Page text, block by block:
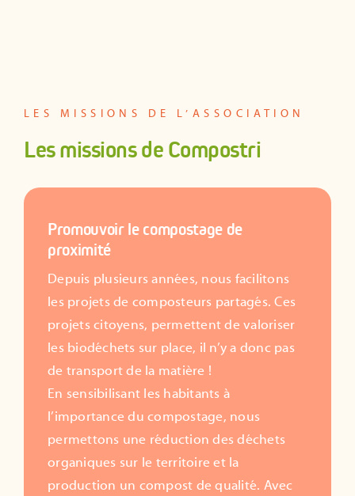
LES MISSIONS DE L’ASSOCIATION
Les missions de Compostri
Promouvoir le compostage de
proximité
Depuis plusieurs années, nous facilitons
les projets de composteurs partagés. Ces
projets citoyens, permettent de valoriser
les biodéchets sur place, il n’y a donc pas
de transport de la matière !
En sensibilisant les habitants à
l’importance du compostage, nous
permettons une réduction des déchets
organiques sur le territoire et la
production un compost de qualité. Avec